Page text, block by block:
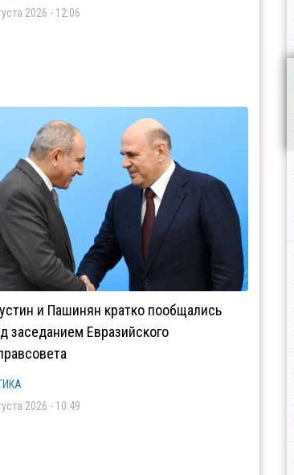
2026 - 12:06
и Пашинян кратко пообщались
заседанием Евразийского
2026 - 10:49